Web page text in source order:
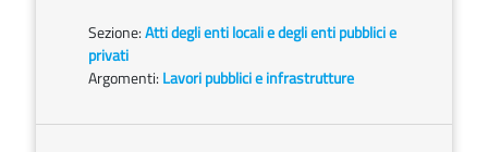
Sezione:Atti degli enti locali e degli enti pubblici e
privati
Argomenti: Lavori pubblici e infrastrutture